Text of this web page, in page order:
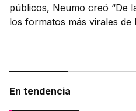
públicos, Neumo creó “De
los formatos más virales de
En tendencia